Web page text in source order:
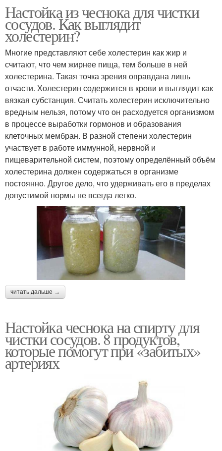
Настойка из чеснока для чистки
сосудов. Как выглядит
холестерин?
Многие представляют себе холестерин как жир и
считают, что чем жирнее пища, тем больше в ней
холестерина. Такая точка зрения оправдана лишь
отчасти. Холестерин содержится в крови и выглядит как
вязкая субстанция. Считать холестерин исключительно
вредным нельзя, потому что он расходуется организмом
в процессе выработки гормонов и образования
клеточных мембран. В разной степени холестерин
участвует в работе иммунной, нервной и
пищеварительной систем, поэтому определённый объём
холестерина должен содержаться в организме
постоянно. Другое дело, что удерживать его в пределах
допустимой нормы не всегда легко.
читать дальше →
Настойка чеснока на спирту для
чистки сосудов. 8 продуктов,
которые помогут при «забитых»
артериях